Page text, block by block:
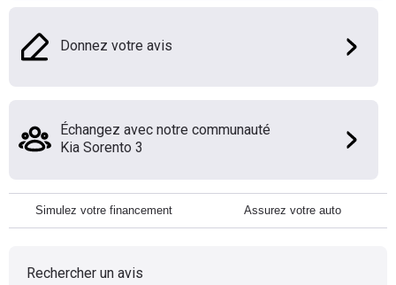
Donnez votre avis
Échangez avec notre communauté
Kia Sorento 3
Simulez votre financement Assurez votre auto
Rechercher un avis